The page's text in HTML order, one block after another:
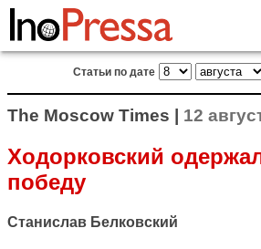
Статьи по дате
The Moscow Times | 12
Ходорковский
победу
Станислав Белковский